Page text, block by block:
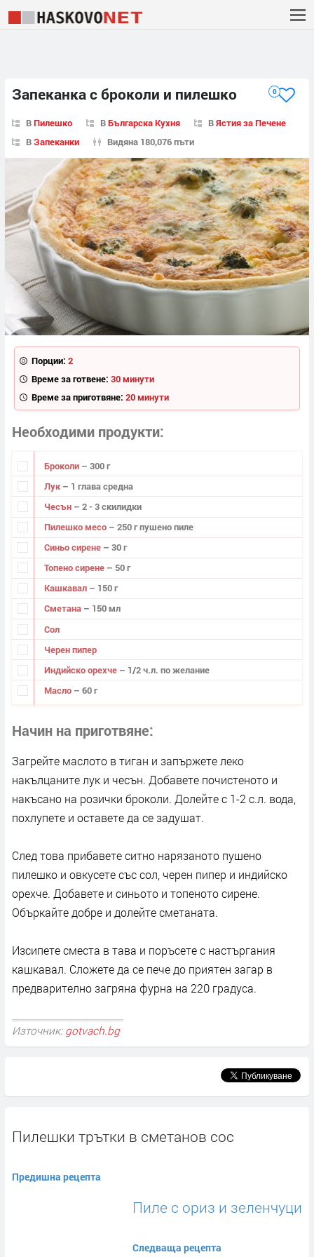
Запеканка с броколи и пилешко 0
ВПилешко ВБългарска Кухня ВЯстия за Печене
ВЗапеканки Видяна 180,076 пъти
Порции: 2
Време за готвене: 30 минути
Време за приготвяне: 20 минути
Необходими продукти
Броколи – 300 г
Лук – 1 глава средна
Чесън – 2 - 3 скилидки
Пилешко месо – 250 г пушено пиле
Синьо сирене – 30 г
Топено сирене – 50 г
Кашкавал – 150 г
Сметана – 150 мл
Сол
Черен пипер
Индийско орехче – 1/2 ч.л. по желание
Масло – 60 г
Начин на приготвяне
Загрейте маслото в тиган и запържете леко
накълцаните лук и чесън. Добавете почистеното и
накъсано на розички броколи. Долейте с 1-2 с.л. вода,
похлупете и оставете да се задушат.
След това прибавете ситно нарязаното пушено
пилешко и овкусете със сол, черен пипер и индийско
орехче. Добавете и синьото и топеното сирене.
Объркайте добре и долейте сметаната.
Изсипете сместа в тава и поръсете с настъргания
кашкавал. Сложете да се пече до приятен загар в
предварително загряна фурна на 220 градуса.
Източник: gotvach.bg
Пилешки трътки в сметанов сос
Предишна рецепта
Пиле с ориз и зеленчуци
Следваща рецепта